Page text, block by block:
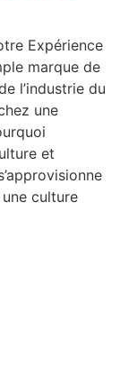
Expérience
marque de
l’industrie du
une
et
culture